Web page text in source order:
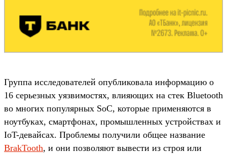
Группа исследователей опубликовала информацию о
16 серьезных уязвимостях, влияющих на стек Bluetooth
во многих популярных SoC, которые применяются в
ноутбуках, смартфонах, промышленных устройствах и
IoT-девайсах. Проблемы получили общее название
BrakTooth, и они позволяют вывести из строя или